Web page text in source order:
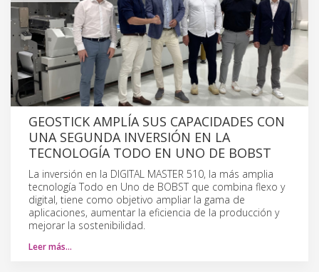
GEOSTICK AMPLÍA SUS CAPACIDADES CON
UNA SEGUNDA INVERSIÓN EN LA
TECNOLOGÍA TODO EN UNO DE BOBST
La inversión en la DIGITAL MASTER 510, la más amplia
tecnología Todo en Uno de BOBST que combina flexo y
digital, tiene como objetivo ampliar la gama de
aplicaciones, aumentar la eficiencia de la producción y
mejorar la sostenibilidad.
Leer más…